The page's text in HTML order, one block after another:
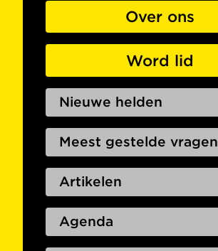
Over ons
Word lid
Nieuwe helden
Meest gestelde vragen
Artikelen
Agenda